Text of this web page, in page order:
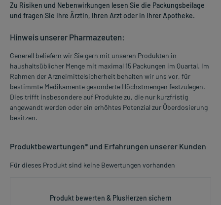
Zu Risiken und Nebenwirkungen lesen Sie die Packungsbeilage
und fragen Sie Ihre Ärztin, Ihren Arzt oder in Ihrer Apotheke.
Hinweis unserer Pharmazeuten:
Generell beliefern wir Sie gern mit unseren Produkten in
haushaltsüblicher Menge mit maximal 15 Packungen im Quartal. Im
Rahmen der Arzneimittelsicherheit behalten wir uns vor, für
bestimmte Medikamente gesonderte Höchstmengen festzulegen.
Dies trifft insbesondere auf Produkte zu, die nur kurzfristig
angewandt werden oder ein erhöhtes Potenzial zur Überdosierung
besitzen.
Produktbewertungen* und Erfahrungen unserer Kunden
Für dieses Produkt sind keine Bewertungen vorhanden
Produkt bewerten & PlusHerzen sichern